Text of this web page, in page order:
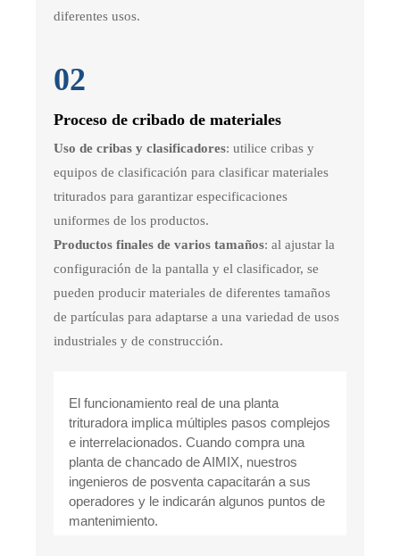
diferentes usos.
02
Proceso de cribado de materiales
Uso de cribas y clasificadores: utilice cribas y
equipos de clasificación para clasificar materiales
triturados para garantizar especificaciones
uniformes de los productos.
Productos finales de varios tamaños: al ajustar la
configuración de la pantalla y el clasificador, se
pueden producir materiales de diferentes tamaños
de partículas para adaptarse a una variedad de usos
industriales y de construcción.
El funcionamiento real de una planta
trituradora implica múltiples pasos complejos
e interrelacionados. Cuando compra una
planta de chancado de AIMIX, nuestros
ingenieros de posventa capacitarán a sus
operadores y le indicarán algunos puntos de
mantenimiento.